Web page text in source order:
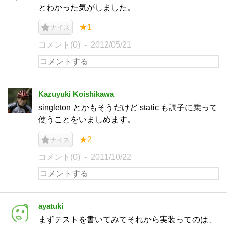
とわかった気がしました。
ナイス ★1
コメント(0) 2012/05/21
Kazuyuki Koishikawa
singleton とかもそうだけど static も調子に乗って
使うことをいましめます。
ナイス ★2
コメント(0) 2011/10/22
ayatuki
まずテストを書いてみてそれから実装ってのは、